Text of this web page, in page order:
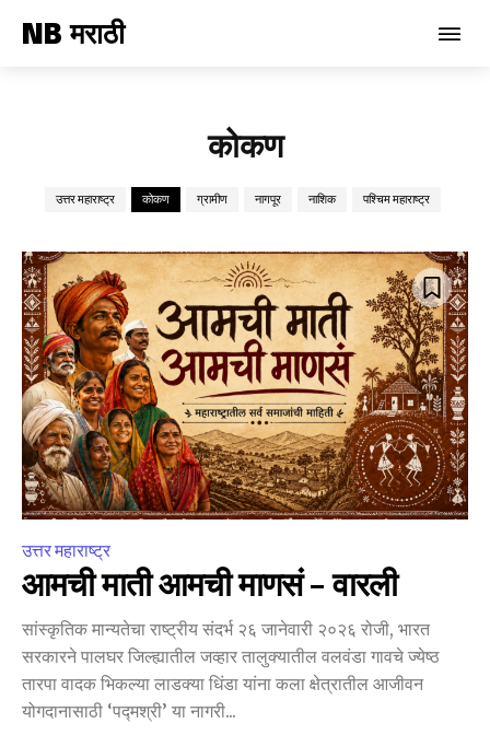
NB मराठी
कोकण
उत्तर महाराष्ट्र कोकण ग्रामीण नागपूर नाशिक पश्चिम महाराष्ट्र
उत्तर महाराष्ट्र
आमची माती आमची माणसं – वारली
सांस्कृतिक मान्यतेचा राष्ट्रीय संदर्भ २६ जानेवारी २०२६ रोजी, भारत
सरकारने पालघर जिल्ह्यातील जव्हार तालुक्यातील वलवंडा गावचे ज्येष्ठ
तारपा वादक भिकल्या लाडक्या धिंडा यांना कला क्षेत्रातील आजीवन
योगदानासाठी ‘पद्मश्री’ या नागरी...